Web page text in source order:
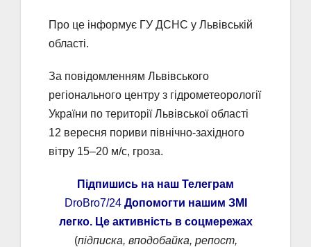
Про це інформує ГУ ДСНС у Львівській
області.
За повідомленням Львівського
регіонального центру з гідрометеорології
України по території Львівської області
12 вересня пориви північно-західного
вітру 15–20 м/с, гроза.
Підпишись на наш Телеграм
DroBro7/24 Допомогти нашим ЗМІ
легко. Це активність в соцмережах
(підписка, вподобайка, репост,